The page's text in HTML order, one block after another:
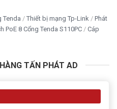
Tenda Thiết bị mạng Tp-Link
Phát
PoE 8 Cổng Tenda S110PC
Cáp
TẤN PHÁT AD